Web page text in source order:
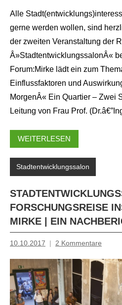
Alle
gerne werden wollen, sind
der zweiten Veranstaltung der
Â»StadtentwicklungssalonÂ«
Forum:Mirke lädt ein zum
Einflussfaktoren und
MorgenÂ« Ein Quartier – Zwei
Leitung von Frau Prof.
WEITERLESEN
Stadtentwicklungssalon
FORSCHUNGSREISE
MIRKE | EIN
10.10.2017
Mosche
2 Kommentare